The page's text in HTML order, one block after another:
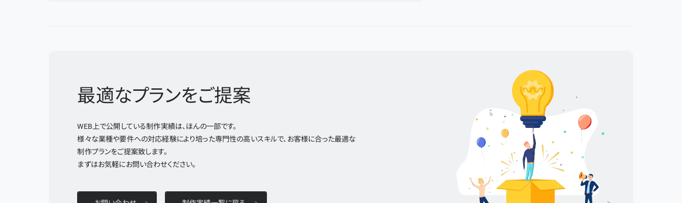
最適なプランをご提案
WEB上で公開している制作実績は、ほんの一部です。
様々な業種や要件への対応経験により培った専門性の高いスキルで、お客様に合った最適な
制作プランをご提案致します。
まずはお気軽にお問い合わせください。